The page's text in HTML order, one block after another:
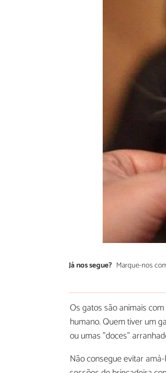
Já nos segue? Marque-nos
Os gatos são animais
humano. Quem tiver um
ou umas "doces"
Não consegue evitar